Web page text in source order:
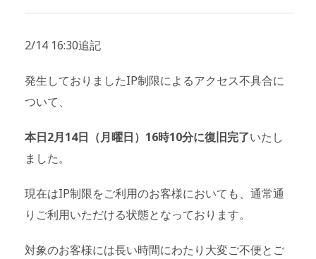
2/14 16:30追記
発生しておりましたIP制限によるアクセス不具合に
ついて、
本日2月14日（月曜日）16時10分に復旧完了いたし
ました。
現在はIP制限をご利用のお客様においても、通常通
りご利用いただける状態となっております。
対象のお客様には長い時間にわたり大変ご不便とご